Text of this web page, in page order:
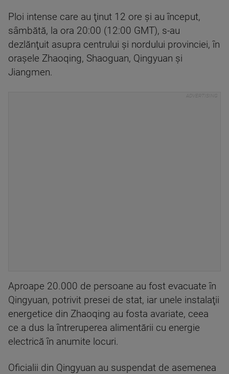
Ploi intense care au ţinut 12 ore şi au început,
sâmbătă, la ora 20:00 (12:00 GMT), s-au
dezlănţuit asupra centrului şi nordului provinciei, în
oraşele Zhaoqing, Shaoguan, Qingyuan şi
Jiangmen.
Aproape 20.000 de persoane au fost evacuate în
Qingyuan, potrivit presei de stat, iar unele instalaţii
energetice din Zhaoqing au fosta avariate, ceea
ce a dus la întreruperea alimentării cu energie
electrică în anumite locuri.
Oficialii din Qingyuan au suspendat de asemenea